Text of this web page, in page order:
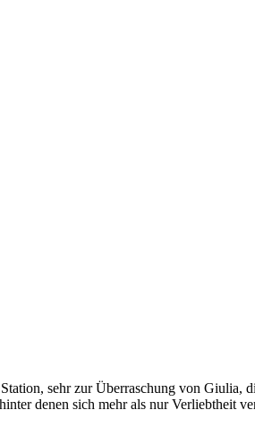
sehr zur Überraschung von Giulia,
denen sich mehr als nur Verliebtheit